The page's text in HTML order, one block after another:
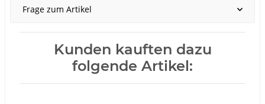
Frage zum Artikel
Kunden kauften dazu
folgende Artikel: